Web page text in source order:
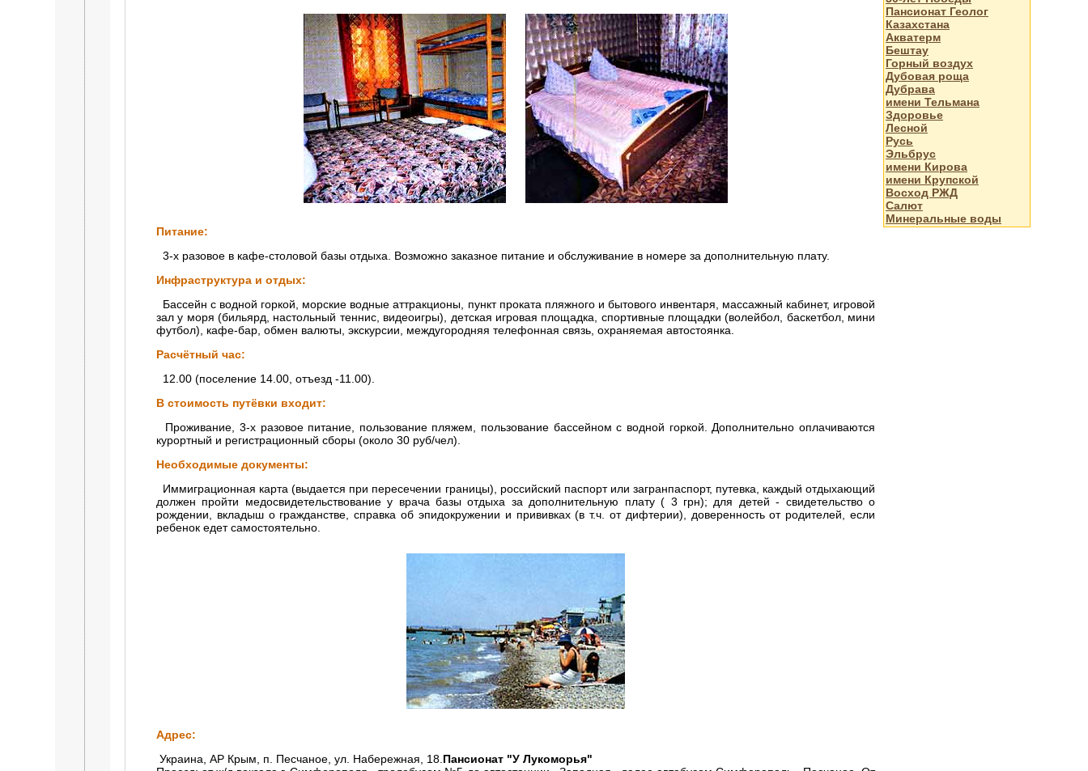
Питание:
3-х разовое в кафе-столовой базы отдыха. Возможно заказное питание и обслуживание в номере за дополнительную плату.
Инфраструктура и отдых:
Бассейн с водной горкой, морские водные аттракционы, пункт проката пляжного и бытового инвентаря, массажный кабинет, игровой
зал у моря (бильярд, настольный теннис, видеоигры), детская игровая площадка, спортивные площадки (волейбол, баскетбол, мини
футбол), кафе-бар, обмен валюты, экскурсии, междугородняя телефонная связь, охраняемая автостоянка.
Расчётный час:
12.00 (поселение 14.00, отъезд -11.00).
В стоимость путёвки входит:
Проживание, 3-х разовое питание, пользование пляжем, пользование бассейном с водной горкой. Дополнительно оплачиваются
курортный и регистрационный сборы (около 30 руб/чел).
Необходимые документы:
Иммиграционная карта (выдается при пересечении границы), российский паспорт или загранпаспорт, путевка, каждый отдыхающий
должен пройти медосвидетельствование у врача базы отдыха за дополнительную плату ( 3 грн); для детей - свидетельство о
рождении, вкладыш о гражданстве, справка об эпидокружении и прививках (в т.ч. от дифтерии), доверенность от родителей, если
ребенок едет самостоятельно.
Адрес:
Украина, АР Крым, п. Песчаное, ул. Набережная, 18.Пансионат "У Лукоморья"
Пансионат Геолог
Казахстана
Акватерм
Бештау
Горный воздух
Дубовая роща
Дубрава
имени Тельмана
Здоровье
Лесной
Русь
Эльбрус
имени Кирова
имени Крупской
Восход РЖД
Салют
Минеральные воды